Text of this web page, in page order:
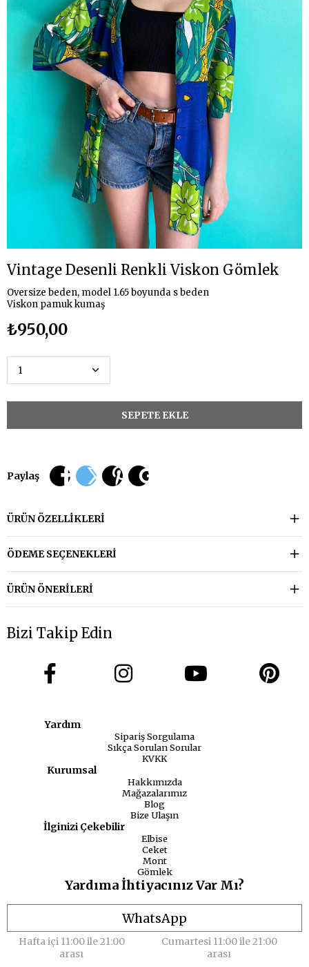
Vintage Desenli Renkli Viskon Gömlek
Oversize beden, model 1.65 boyunda s beden
Viskon pamuk kumaş
₺950,00
Paylaş
ÜRÜN ÖZELLIKLERI
ÖDEME SEÇENEKLERI
ÜRÜN ÖNERILERI
Bizi Takip Edin
Yardım
Sipariş Sorgulama
Sıkça Sorulan Sorular
KVKK
Kurumsal
Hakkımızda
Mağazalarımız
Blog
Bize Ulaşın
İlginizi Çekebilir
Elbise
Ceket
Mont
Gömlek
Yardıma İhtiyacınız Var Mı?
WhatsApp
Hafta içi 11:00 ile 21:00
arası
Cumartesi 11:00 ile 21:00
arası